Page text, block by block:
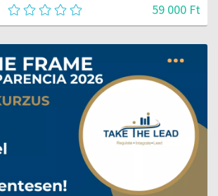
59 000 Ft